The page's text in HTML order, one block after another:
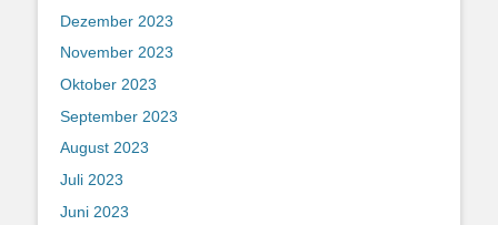
Dezember 2023
November 2023
Oktober 2023
September 2023
August 2023
Juli 2023
Juni 2023